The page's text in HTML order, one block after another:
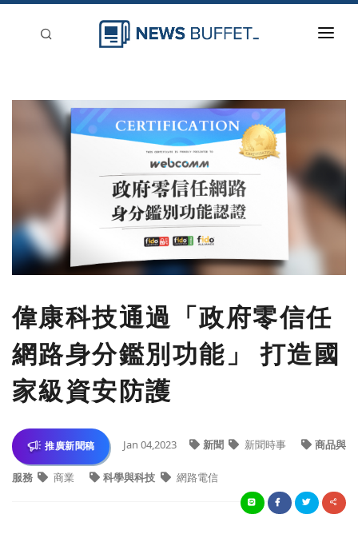
新聞稿分類
登入
偉康科技通過「政府零信任
網路身分鑑別功能」 打造國
家級資安防護
推廣新聞稿 Jan 04,2023 新聞 新聞時事 商品與
服務 商業 科學與科技 網路電信